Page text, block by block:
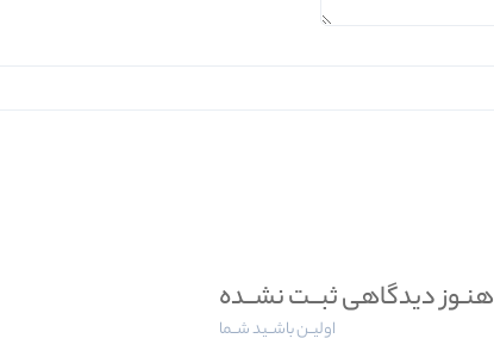
هنـوز دیدگاهی ثبــت نشــده
اولیــن باشــید شــما